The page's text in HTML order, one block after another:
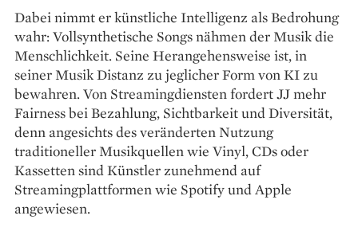
Dabei nimmt er künstliche Intelligenz als Be­drohung
wahr: Vollsynthetische Songs nähmen der Musik die
Menschlichkeit. Seine Herangehensweise ist, in
seiner Musik Distanz zu jeg­licher Form von KI zu
bewahren. Von Streamingdiensten fordert JJ mehr
Fairness bei Bezahlung, Sichtbarkeit und Diversität,
denn angesichts des veränderten Nutzung
traditioneller Musikquellen wie Vinyl, CDs oder
Kassetten sind Künstler zunehmend auf
Streamingplattformen wie Spotify und Apple
angewiesen.